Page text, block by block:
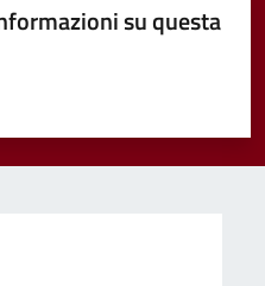
su questa
su 5